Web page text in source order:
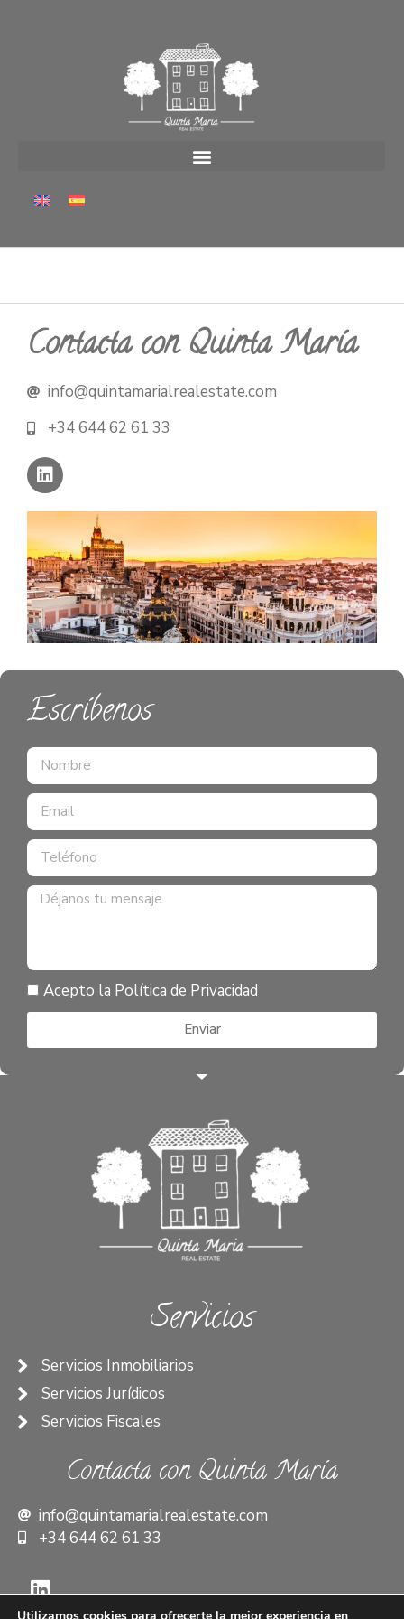
Contacta con Quinta María
info@quintamarialrealestate.com
+34 644 62 61 33
Escríbenos
Acepto la Política de Privacidad
Enviar
Servicios
Servicios Inmobiliarios
Servicios Jurídicos
Servicios Fiscales
Contacta con Quinta María
info@quintamarialrealestate.com
+34 644 62 61 33